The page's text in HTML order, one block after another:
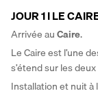
JOUR 1 I LE
Arrivée au Caire.
Le Caire est l’une
s’étend sur les
Installation et nuit à